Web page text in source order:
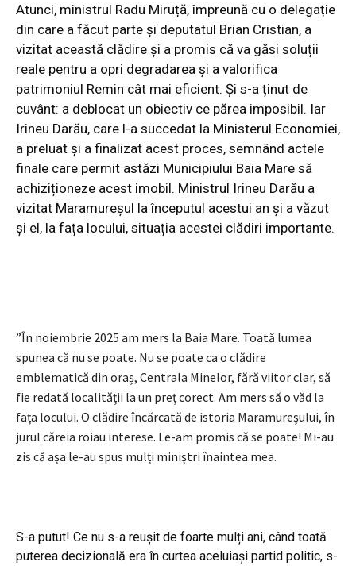
Atunci, ministrul Radu Miruță, împreună cu o delegație
din care a făcut parte și deputatul Brian Cristian, a
vizitat această clădire și a promis că va găsi soluții
reale pentru a opri degradarea și a valorifica
patrimoniul Remin cât mai eficient. Și s-a ținut de
cuvânt: a deblocat un obiectiv ce părea imposibil. Iar
Irineu Darău, care l-a succedat la Ministerul Economiei,
a preluat și a finalizat acest proces, semnând actele
finale care permit astăzi Municipiului Baia Mare să
achiziționeze acest imobil. Ministrul Irineu Darău a
vizitat Maramureșul la începutul acestui an și a văzut
și el, la fața locului, situația acestei clădiri importante.
”În noiembrie 2025 am mers la Baia Mare. Toată lumea
spunea că nu se poate. Nu se poate ca o clădire
emblematică din oraș, Centrala Minelor, fără viitor clar, să
fie redată localității la un preț corect. Am mers să o văd la
fața locului. O clădire încărcată de istoria Maramureșului, în
jurul căreia roiau interese. Le-am promis că se poate! Mi-au
zis că așa le-au spus mulți miniștri înaintea mea.
S-a putut! Ce nu s-a reușit de foarte mulți ani, când toată
puterea decizională era în curtea aceluiași partid politic, s-